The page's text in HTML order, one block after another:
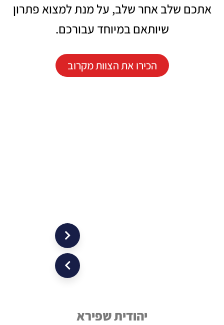
אתכם שלב אחר שלב, על מנת למצוא פתרון
שיותאם במיוחד עבורכם.
הכירו את הצוות מקרוב
יהודית שפירא